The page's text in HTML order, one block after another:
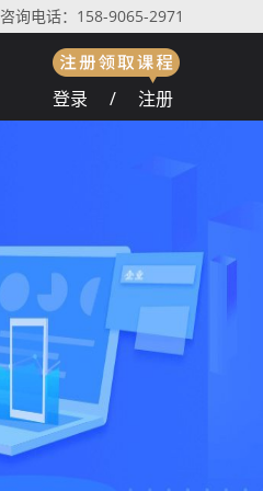
咨询电话：158-9065-2971
登录
/ 注册